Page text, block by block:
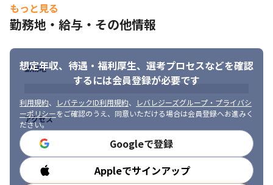
もっと見る
勤務地・給与・その他情報
想定年収、待遇・福利厚生、 選考プロセスなどを確認
するには会員登録が必要です
利用規約、 レバテックID利用規約、
レバレジーズグループ・プライバシ
ーポリシーをご確認のうえ、同意いただける場合は会員登録へお進みく
ださい。
Googleで登録
Appleでサインアップ
勤務地
アクセス
勤務時間